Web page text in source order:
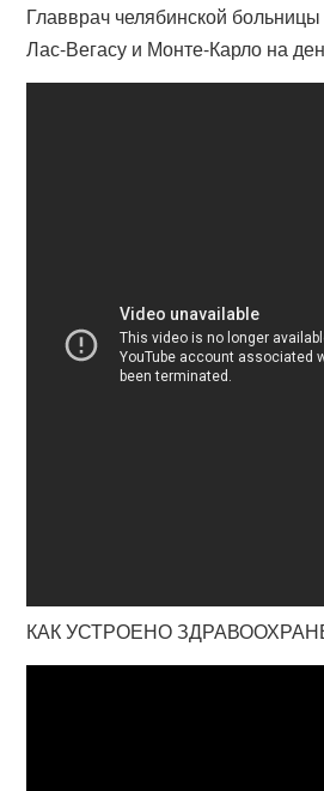
Главврач челябинской
Лас-Вегасу и Монте-Карло на
КАК УСТРОЕНО